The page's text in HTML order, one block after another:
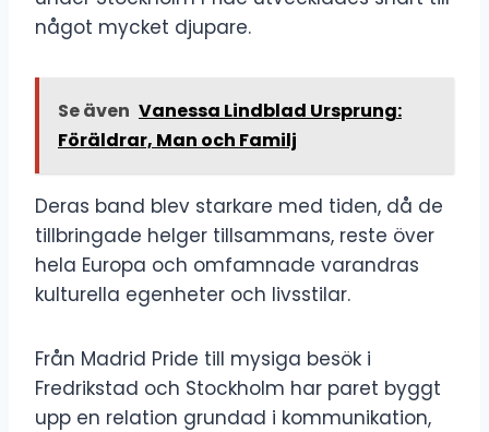
något mycket djupare.
Se även Vanessa Lindblad Ursprung:
Föräldrar, Man och Familj
Deras band blev starkare med tiden, då de
tillbringade helger tillsammans, reste över
hela Europa och omfamnade varandras
kulturella egenheter och livsstilar.
Från Madrid Pride till mysiga besök i
Fredrikstad och Stockholm har paret byggt
upp en relation grundad i kommunikation,